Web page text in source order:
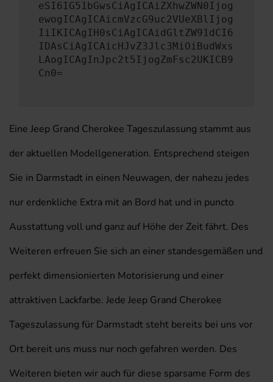
eSI6IG51bGwsCiAgICAiZXhwZWN0Ijog
ewogICAgICAicmVzcG9uc2VUeXBlIjog
IiIKICAgIH0sCiAgICAidGltZW91dCI6
IDAsCiAgICAicHJvZ3Jlc3MiOiBudWxs
LAogICAgInJpc2t5IjogZmFsc2UKICB9
Cn0=
Eine Jeep Grand Cherokee Tageszulassung stammt aus
der aktuellen Modellgeneration. Entsprechend steigen
Sie in Darmstadt in einen Neuwagen, der nahezu jedes
nur erdenkliche Extra mit an Bord hat und in puncto
Ausstattung voll und ganz auf Höhe der Zeit fährt. Des
Weiteren erfreuen Sie sich an einer standesgemäßen und
perfekt dimensionierten Motorisierung und einer
attraktiven Lackfarbe. Jede Jeep Grand Cherokee
Tageszulassung für Darmstadt steht bereits bei uns vor
Ort bereit uns muss nur noch gefahren werden. Des
Weiteren bieten wir auch für diese sparsame Form des